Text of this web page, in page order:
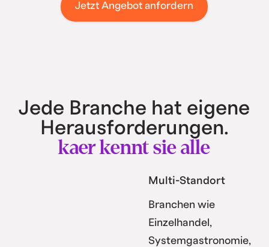
Jetzt Angebot anfordern
Jede Branche hat eigene
Herausforderungen.
kaer kennt sie alle
Multi-Standort
Branchen wie
Einzelhandel,
Systemgastronomie,